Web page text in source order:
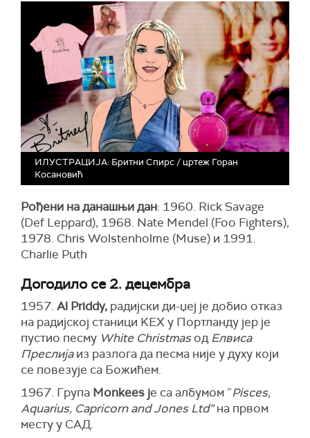
ИЛУСТРАЦИЈА: Бритни Спирс / цртеж Горан
Косановић
Рођени на данашњи дан: 1960. Rick Savage
(Def Leppard), 1968. Nate Mendel (Foo Fighters),
1978. Chris Wolstenholme (Muse) и 1991.
Charlie Puth
Догодило се 2. децембра
1957. Al Priddy, радијски ди-џеј је добио отказ
на радијској станици KEX у Портланду јер је
пустио песму White ChristmasодЕлвиса
Преслијаиз разлога да песма није у духу који
се повезује са Божићем.
1967. Група Monkees је са албумом ”Pisces,
Aquarius, Capricorn and Jones Ltd”на првом
месту у САД.